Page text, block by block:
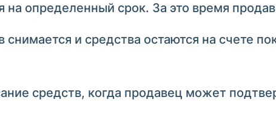
на определенный срок. За это время
снимается и средства остаются на счете
средств, когда продавец может